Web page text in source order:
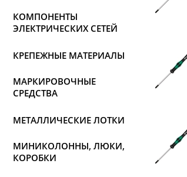
КОМПОНЕНТЫ
ЭЛЕКТРИЧЕСКИХ СЕТЕЙ
КРЕПЕЖНЫЕ МАТЕРИАЛЫ
МАРКИРОВОЧНЫЕ
СРЕДСТВА
МЕТАЛЛИЧЕСКИЕ ЛОТКИ
МИНИКОЛОННЫ, ЛЮКИ,
КОРОБКИ